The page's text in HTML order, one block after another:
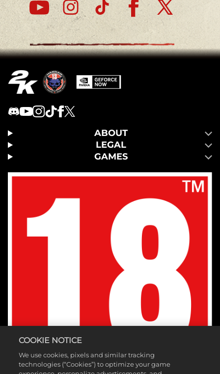
ABOUT
LEGAL
GAMES
COOKIE NOTICE
We use cookies, pixels and similar tracking
technologies (“Cookies”) to optimize your game